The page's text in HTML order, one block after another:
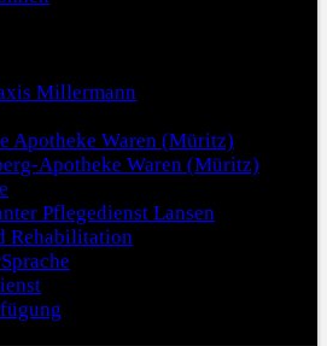
Millermann
Apotheke Waren (Müritz)
Apotheke Waren (Müritz)
Pflegedienst Lansen
Rehabilitation